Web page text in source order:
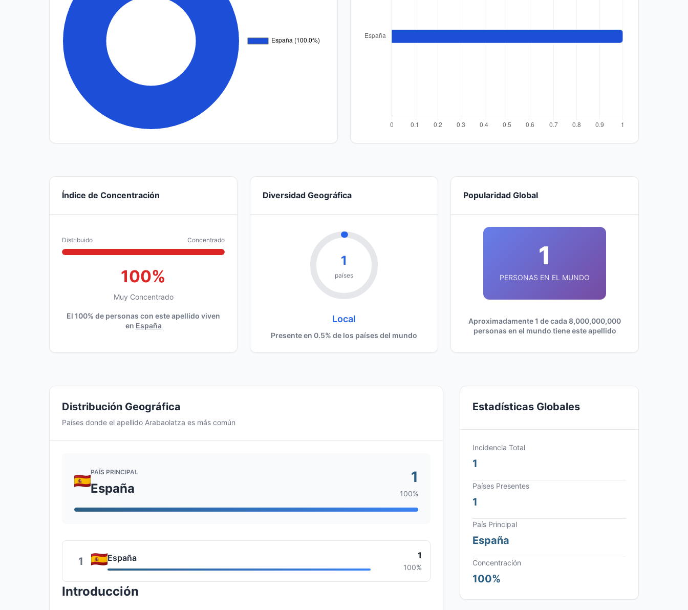
Índice de Concentración
Distribuido Concentrado
100%
Muy Concentrado
El 100% de personas con este apellido viven
en España
Diversidad Geográfica
1
países
Local
Presente en 0.5% de los países del mundo
Popularidad Global
1
PERSONAS EN EL MUNDO
Aproximadamente 1 de cada 8,000,000,000
personas en el mundo tiene este apellido
Distribución Geográfica
Países donde el apellido Arabaolatza es más común
PAÍS PRINCIPAL
España
1
100%
1 España 1
100%
Introducción
Estadísticas Globales
Incidencia Total
1
Países Presentes
1
País Principal
España
Concentración
100%